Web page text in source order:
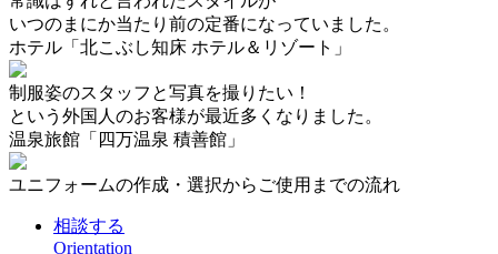
いつのまにか当たり前の定番になっていました。
ホテル「北こぶし知床 ホテル＆リゾート」
制服姿のスタッフと写真を撮りたい！
という外国人のお客様が最近多くなりました。
温泉旅館「四万温泉 積善館」
ユニフォームの作成・選択からご使用までの流れ
相談する
Orientation